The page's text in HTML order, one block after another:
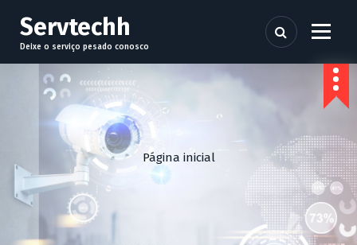
a
Servtechh
Deixe o serviço pesado conosco
Página inicial